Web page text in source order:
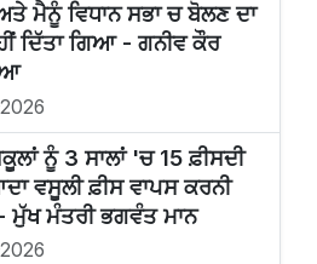
ਮੈਨੂੰ ਵਿਧਾਨ ਸਭਾ ਚ ਬੋਲਣ ਦਾ
ਦਿੱਤਾ ਗਿਆ - ਗਨੀਵ ਕੌਰ
ਨੂੰ 3 ਸਾਲਾਂ 'ਚ 15 ਫ਼ੀਸਦੀ
ਵਸੂਲੀ ਫ਼ੀਸ ਵਾਪਸ ਕਰਨੀ
ਮੁੱਖ ਮੰਤਰੀ ਭਗਵੰਤ ਮਾਨ